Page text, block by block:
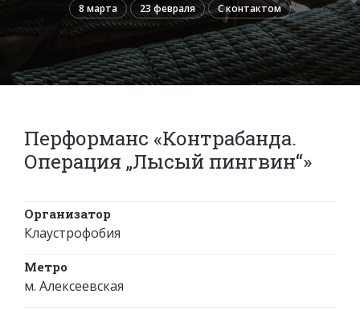
8 марта
23 февраля С контактом
Перформанс «Контрабанда.
Операция „Лысый пингвин“»
Организатор
Клаустрофобия
Метро
м. Алексеевская